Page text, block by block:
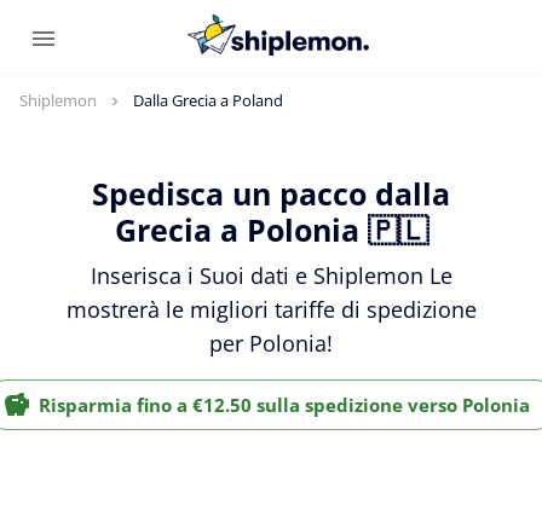
Shiplemon Dalla Grecia a Poland
Spedisca un pacco dalla
Grecia a Polonia 🇵🇱
Inserisca i Suoi dati e Shiplemon Le
mostrerà le migliori tariffe di spedizione
per Polonia!
Risparmia fino a €12.50 sulla spedizione verso Polonia